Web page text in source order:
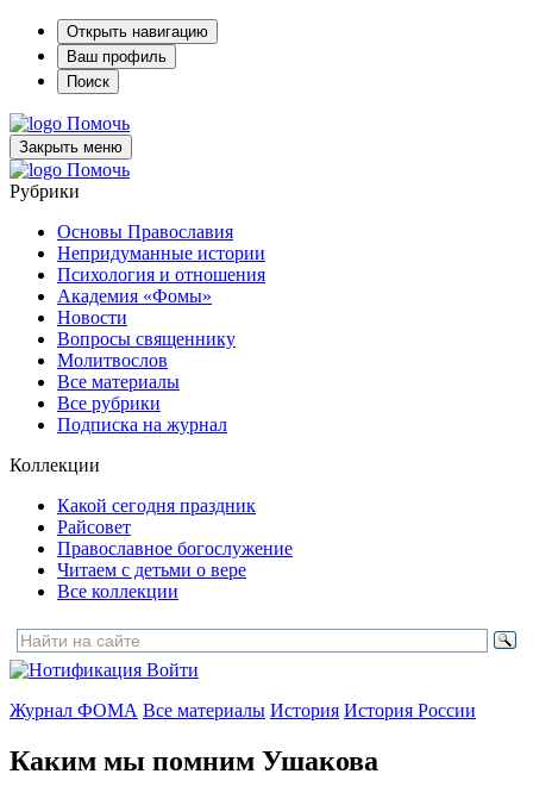
Открыть навигацию
Ваш профиль
Поиск
Помочь
Закрыть меню
Помочь
Рубрики
Основы Православия
Непридуманные истории
Психология и отношения
Академия «Фомы»
Новости
Вопросы священнику
Молитвослов
Все материалы
Все рубрики
Подписка на журнал
Коллекции
Какой сегодня праздник
Райсовет
Православное богослужение
Читаем с детьми о вере
Все коллекции
Войти
Журнал ФОМА Все материалы История История России
Каким мы помним Ушакова